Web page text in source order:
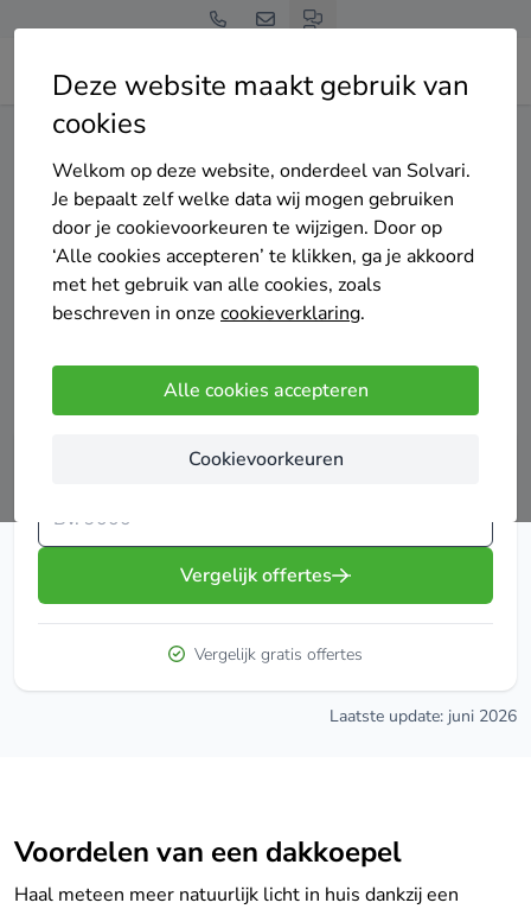
Deze website maakt gebruik van
cookies
Welkom op deze website, onderdeel van Solvari.
Je bepaalt zelf welke data wij mogen gebruiken
door je cookievoorkeuren te wijzigen. Door op
‘Alle cookies accepteren’ te klikken, ga je akkoord
met het gebruik van alle cookies, zoals
beschreven in onze cookieverklaring.
Alle cookies accepteren
Cookievoorkeuren
Home Dakkoepel
Dakkoepel
Heb je een plat dak en wil je extra natuurlijk licht in je
woonruimtes? Dan is een dakkoepel de ideale
aangename sfeer binnenshuis.
Vergelijk tot 4 offertes voor dakkoepels
Vergelijk offertes
Vergelijk gratis offertes
Laatste update: juni 2026
Voordelen van een dakkoepel
Haal meteen meer natuurlijk licht in huis dankzij een